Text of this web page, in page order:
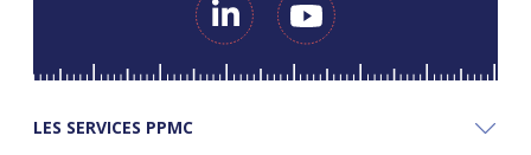
LES SERVICES PPMC